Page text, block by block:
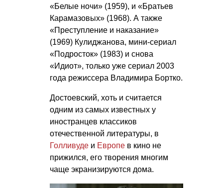
«Белые ночи» (1959), и «Братьев
Карамазовых» (1968). А также
«Преступление и наказание»
(1969) Кулиджанова, мини-сериал
«Подросток» (1983) и снова
«Идиот», только уже сериал 2003
года режиссера Владимира Бортко.
Достоевский, хоть и считается
одним из самых известных у
иностранцев классиков
отечественной литературы, в
Голливуде и Европе в кино не
прижился, его творения многим
чаще экранизируются дома.